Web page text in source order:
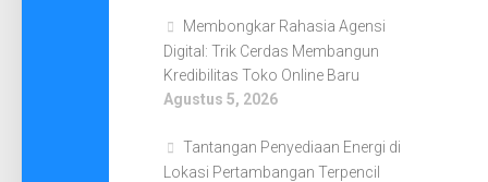
Membongkar Rahasia Agensi
Digital: Trik Cerdas Membangun
Kredibilitas Toko Online Baru
Agustus 5, 2026
Tantangan Penyediaan Energi di
Lokasi Pertambangan Terpencil